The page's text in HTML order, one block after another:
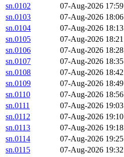
sn.0102
07-Aug-2026 17:59
sn.0103
07-Aug-2026 18:06
sn.0104
07-Aug-2026 18:13
sn.0105
07-Aug-2026 18:21
sn.0106
07-Aug-2026 18:28
sn.0107
07-Aug-2026 18:35
sn.0108
07-Aug-2026 18:42
sn.0109
07-Aug-2026 18:49
sn.0110
07-Aug-2026 18:56
sn.0111
07-Aug-2026 19:03
sn.0112
07-Aug-2026 19:10
sn.0113
07-Aug-2026 19:18
sn.0114
07-Aug-2026 19:25
sn.0115
07-Aug-2026 19:32